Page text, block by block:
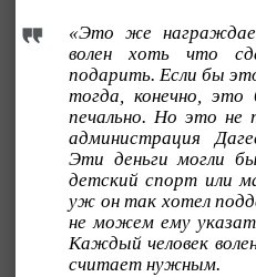
«Это же
волен хоть что
подарить. Если бы
тогда, конечно, это
печально. Но это не
администрация
Эти деньги могли
детский спорт или
уж он так хотел
не можем ему
Каждый человек
считает нужным.